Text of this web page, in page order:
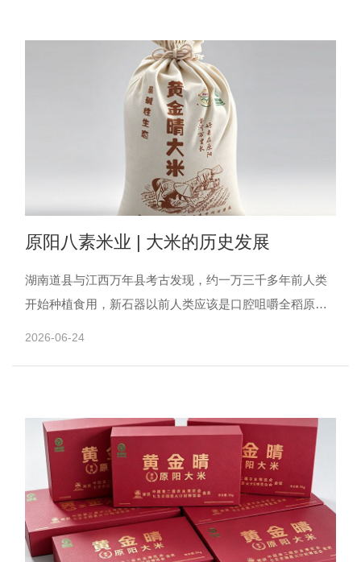
原阳八素米业 | 大米的历史发展
湖南道县与江西万年县考古发现，约一万三千多年前人类
开始种植食用，新石器以前人类应该是口腔咀嚼全稻原
2026-06-24